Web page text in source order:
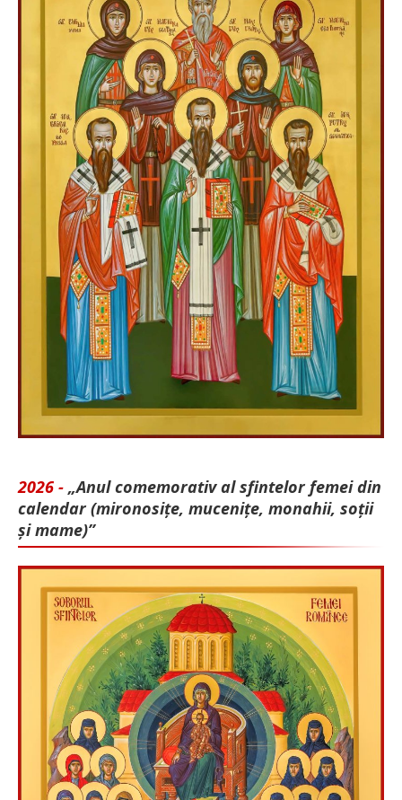
2026 - „Anul comemorativ al sfintelor femei din
calendar (mironosițe, mu­cenițe, monahii, soții
și mame)”